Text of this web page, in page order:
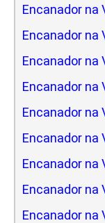
Encanador na
Encanador na
Encanador na
Encanador na
Encanador na
Encanador na
Encanador na
Encanador na
Encanador na